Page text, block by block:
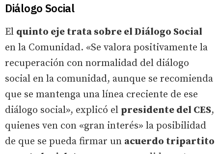
Diálogo Social
El quinto eje trata sobre el Diálogo Social
en la Comunidad. «Se valora positivamente la
recuperación con normalidad del diálogo
social en la comunidad, aunque se recomienda
que se mantenga una línea creciente de ese
diálogo social», explicó el presidente del CES,
quienes ven con «gran interés» la posibilidad
de que se pueda firmar un acuerdo tripartito